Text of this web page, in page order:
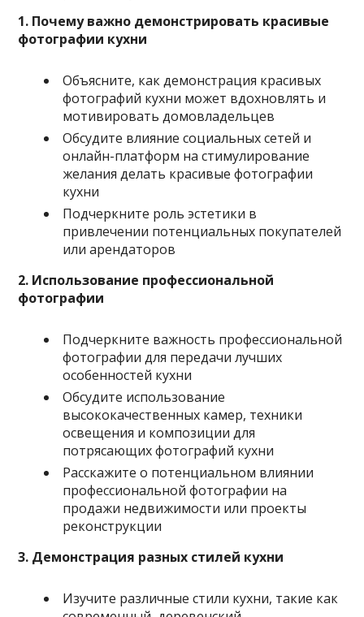
1. Почему важно демонстрировать красивые
фотографии кухни
Объясните, как демонстрация красивых
фотографий кухни может вдохновлять и
мотивировать домовладельцев
Обсудите влияние социальных сетей и
онлайн-платформ на стимулирование
желания делать красивые фотографии
кухни
Подчеркните роль эстетики в
привлечении потенциальных покупателей
или арендаторов
2. Использование профессиональной
фотографии
Подчеркните важность профессиональной
фотографии для передачи лучших
особенностей кухни
Обсудите использование
высококачественных камер, техники
освещения и композиции для
потрясающих фотографий кухни
Расскажите о потенциальном влиянии
профессиональной фотографии на
продажи недвижимости или проекты
реконструкции
3. Демонстрация разных стилей кухни
Изучите различные стили кухни, такие как